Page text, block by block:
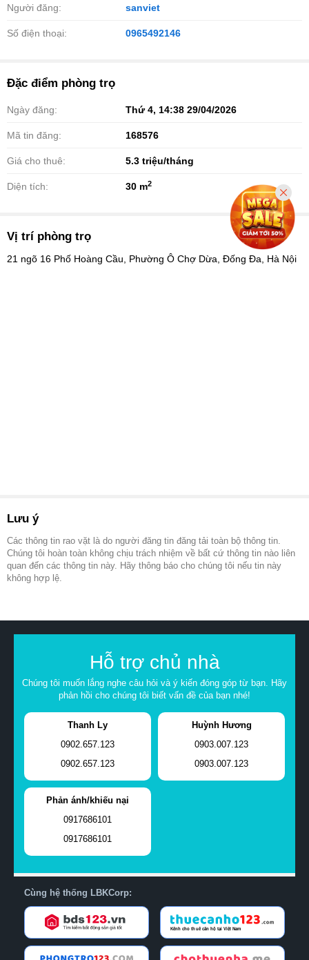
Người đăng: sanviet
Số điện thoại: 0965492146
Đặc điểm phòng trọ
Ngày đăng: Thứ 4, 14:38 29/04/2026
Mã tin đăng: 168576
Giá cho thuê: 5.3 triệu/tháng
Diện tích: 30 m2
Vị trí phòng trọ
21 ngõ 16 Phố Hoàng Cầu, Phường Ô Chợ Dừa, Đống Đa, Hà Nội
Lưu ý
Các thông tin rao vặt là do người đăng tin đăng tải toàn bộ thông tin.
Chúng tôi hoàn toàn không chịu trách nhiệm về bất cứ thông tin nào liên
quan đến các thông tin này. Hãy thông báo cho chúng tôi nếu tin này
không hợp lệ.
Hỗ trợ chủ nhà
Chúng tôi muốn lắng nghe câu hỏi và ý kiến đóng góp từ bạn. Hãy
phản hồi cho chúng tôi biết vấn đề của bạn nhé!
Thanh Ly
0902.657.123
0902.657.123
Huỳnh Hương
0903.007.123
0903.007.123
Phản ánh/khiếu nại
0917686101
0917686101
Cùng hệ thống LBKCorp: